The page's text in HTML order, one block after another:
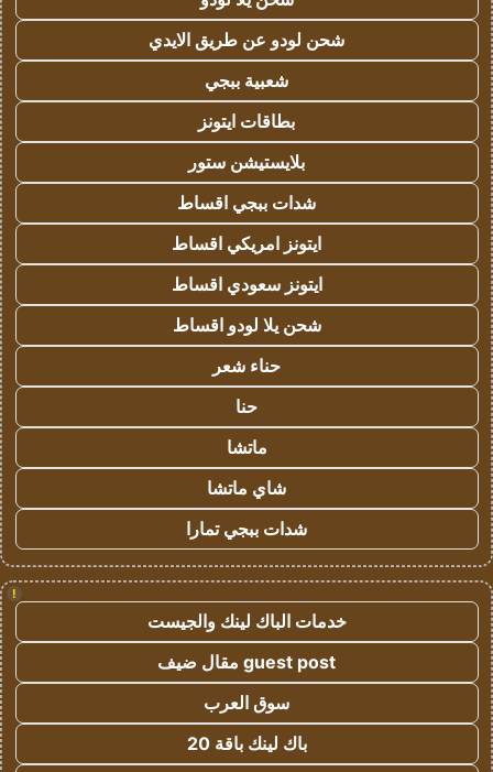
شحن لودو عن طريق الايدي
شعبية ببجي
بطاقات ايتونز
بلايستيشن ستور
شدات ببجي اقساط
ايتونز امريكي اقساط
ايتونز سعودي اقساط
شحن يلا لودو اقساط
حناء شعر
حنا
ماتشا
شاي ماتشا
شدات ببجي تمارا
!
خدمات الباك لينك والجيست
guest post مقال ضيف
سوق العرب
باك لينك باقة 20